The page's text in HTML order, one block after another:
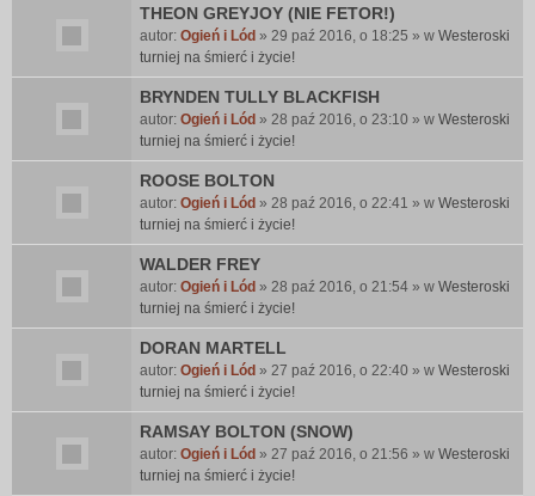
THEON GREYJOY (NIE FETOR!)
autor: Ogień i Lód » 29 paź 2016, o 18:25 » w Westeroski
turniej na śmierć i życie!
BRYNDEN TULLY BLACKFISH
autor: Ogień i Lód » 28 paź 2016, o 23:10 » w Westeroski
turniej na śmierć i życie!
ROOSE BOLTON
autor: Ogień i Lód » 28 paź 2016, o 22:41 » w Westeroski
turniej na śmierć i życie!
WALDER FREY
autor: Ogień i Lód » 28 paź 2016, o 21:54 » w Westeroski
turniej na śmierć i życie!
DORAN MARTELL
autor: Ogień i Lód » 27 paź 2016, o 22:40 » w Westeroski
turniej na śmierć i życie!
RAMSAY BOLTON (SNOW)
autor: Ogień i Lód » 27 paź 2016, o 21:56 » w Westeroski
turniej na śmierć i życie!